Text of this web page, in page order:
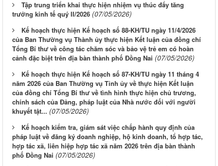
Tập trung triển khai thực hiện nhiệm vụ thúc đẩy tăng
trưởng kinh tế quý II/2026 (07/05/2026)
Kế hoạch thực hiện Kế hoạch số 88-KH/TU ngày 11/4/2026
của Ban Thường vụ Thành ủy thực hiện Kết luận của đồng chí
Tổng Bí thư về công tác chăm sóc và bảo vệ trẻ em có hoàn
cảnh đặc biệt trên địa bàn thành phố Đồng Nai (07/05/2026)
Kế hoạch thực hiện Kế hoạch số 87-KH/TU ngày 11 tháng 4
năm 2026 của Ban Thường vụ Tỉnh ủy về thực hiện Kết luận
của đồng chí Tổng Bí thư về tình hình thực hiện chủ trương,
chính sách của Đảng, pháp luật của Nhà nước đối với người
khuyết tật... (07/05/2026)
Kế hoạch kiểm tra, giám sát việc chấp hành quy định của
pháp luật về đăng ký doanh nghiệp, hộ kinh doanh, tổ hợp tác,
hợp tác xã, liên hiệp hợp tác xã năm 2026 trên địa bàn thành
phố Đồng Nai (07/05/2026)